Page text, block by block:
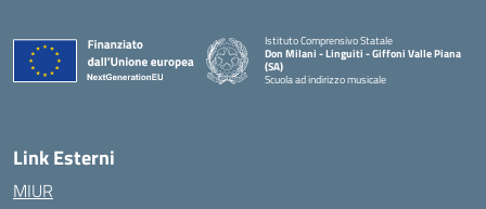
Istituto Comprensivo Statale
Don Milani - Linguiti - Giffoni Valle Piana
(SA)
Scuola ad indirizzo musicale
Link Esterni
MIUR